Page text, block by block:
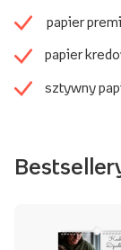
papier
papier
sztywny